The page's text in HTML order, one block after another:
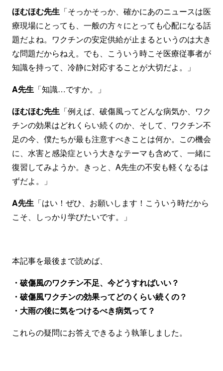
ほむほむ先生 「そっかそっか、確かにあのニュースは医
療現場にとっても、一般の方々にとっても心配になる話
題だよね。ワクチンの安定供給が止まるというのは大き
な問題だからねえ。でも、こういう時こそ医療従事者が
知識を持って、冷静に対応することが大切だよ。」
A先生 「知識…ですか。」
ほむほむ先生 「例えば、破傷風ってどんな病気か、ワク
チンの効果はどれくらい続くのか、そして、ワクチン不
足の今、僕たちが最も注意すべきことは何か。この機会
に、水害と感染症という大きなテーマも含めて、一緒に
復習してみようか。きっと、A先生の不安も軽くなるは
ずだよ。」
A先生 「はい！ぜひ、お願いします！こういう時だから
こそ、しっかり学びたいです。」
本記事を最後まで読めば、
・破傷風のワクチン不足、今どうすればいい？
・破傷風ワクチンの効果ってどのくらい続くの？
・大雨の後に気をつけるべき病気って？
これらの疑問にお答えできるよう執筆しました。